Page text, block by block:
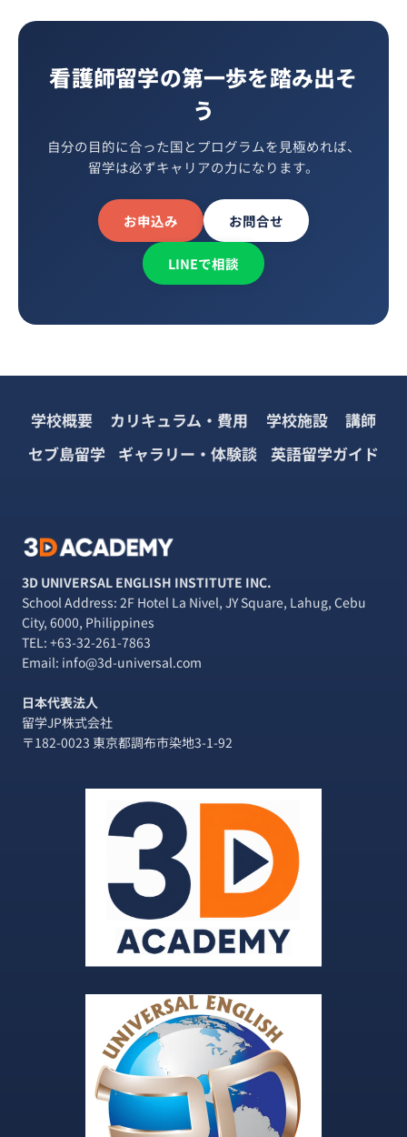
看護師留学の第一歩を踏み出そ
う
自分の目的に合った国とプログラムを見極めれば、
留学は必ずキャリアの力になります。
お申込み お問合せ
LINEで相談
学校概要 カリキュラム・費用 学校施設
講師
セブ島留学 ギャラリー・体験談 英語留学ガイド
3D UNIVERSAL ENGLISH INSTITUTE INC.
School Address: 2F Hotel La Nivel, JY Square, Lahug, Cebu
City, 6000, Philippines
TEL: +63-32-261-7863
Email: info@3d-universal.com
日本代表法人
留学JP株式会社
〒182-0023 東京都調布市染地3-1-92